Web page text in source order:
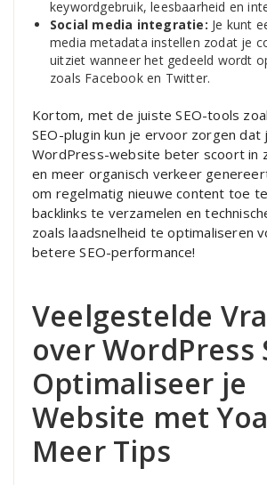
keywordgebruik, leesbaarheid en
Social media integratie: Je kunt
media metadata instellen zodat je
uitziet wanneer het gedeeld wordt
zoals Facebook en Twitter.
Kortom, met de juiste SEO-tools
SEO-plugin kun je ervoor zorgen dat
WordPress-website beter scoort in
en meer organisch verkeer
om regelmatig nieuwe content toe
backlinks te verzamelen en
zoals laadsnelheid te optimaliseren
betere SEO-performance!
Veelgestelde
over WordPress
Optimaliseer je
Website met
Meer Tips